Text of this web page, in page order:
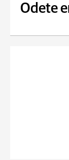
Odete